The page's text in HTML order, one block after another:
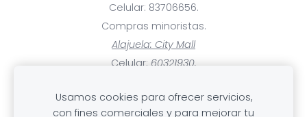
Celular: 83706656.
Compras minoristas.
Alajuela: City Mall
Celular: 60321930.
Pagos y facturas.
Usamos cookies para ofrecer servicios,
con fines comerciales y para mejorar tu